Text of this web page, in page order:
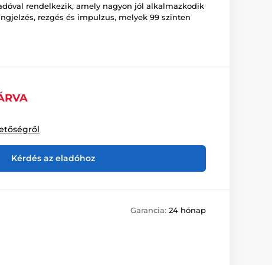
rendelkezik, amely nagyon jól alkalmazkodik
rezgés és impulzus, melyek 99 szinten
Kérdés az eladóhoz
Garancia: 24 hónap